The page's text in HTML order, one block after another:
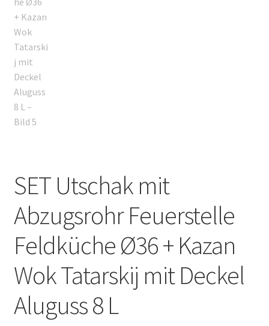
SET Utschak mit
Abzugsrohr Feuerstelle
Feldküche Ø36 + Kazan
Wok Tatarskij mit Deckel
Aluguss 8 L